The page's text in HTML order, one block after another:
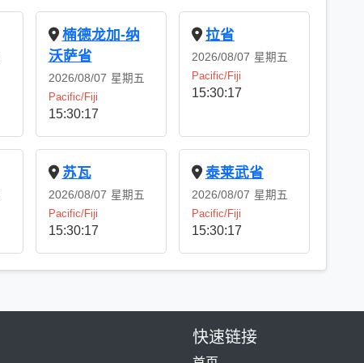
楠德龙加-纳
沃萨省
2026/08/07 星期五
Pacific/Fiji
15:30:18
拉省
2026/08/07 星期五
Pacific/Fiji
15:30:18
苏瓦
2026/08/07 星期五
Pacific/Fiji
15:30:18
泰莱武省
2026/08/07 星期五
Pacific/Fiji
15:30:18
快速链接